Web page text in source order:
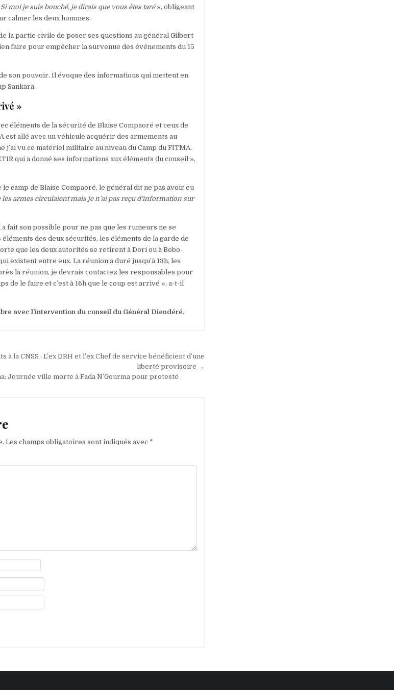
Si moi je suis bouché, je dirais que vous êtes taré», obligeant
calmer les deux hommes.
la partie civile de poser ses questions au général Gilbert
faire pour empêcher la survenue des événements du 15
son pouvoir. Il évoque des informations qui mettent en
Sankara.
»
éléments de la sécurité de Blaise Compaoré et ceux de
est allé avec un véhicule acquérir des armements au
j’ai vu ce matériel militaire au niveau du Camp du FITMA.
qui a donné ses informations aux éléments du conseil »,
camp de Blaise Compaoré, le général dit ne pas avoir eu
armes circulaient mais je n’ai pas reçu d’information sur
fait son possible pour ne pas que les rumeurs ne se
des deux sécurités, les éléments de la garde de
que les deux autorités se retirent à Dori ou à Bobo-
existent entre eux. La réunion a duré jusqu’à 13h, les
la réunion, je devrais contactez les responsables pour
de le faire et c’est à 16h que le coup est arrivé », a-t-il
avec l’intervention du conseil du Général Diendéré.
la CNSS : L’ex DRH et l’ex Chef de service bénéficient d’une
liberté provisoire →
Journée ville morte à Fada N’Gourma pour protesté
Les champs obligatoires sont indiqués avec *